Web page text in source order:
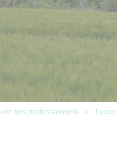
des professionnels >